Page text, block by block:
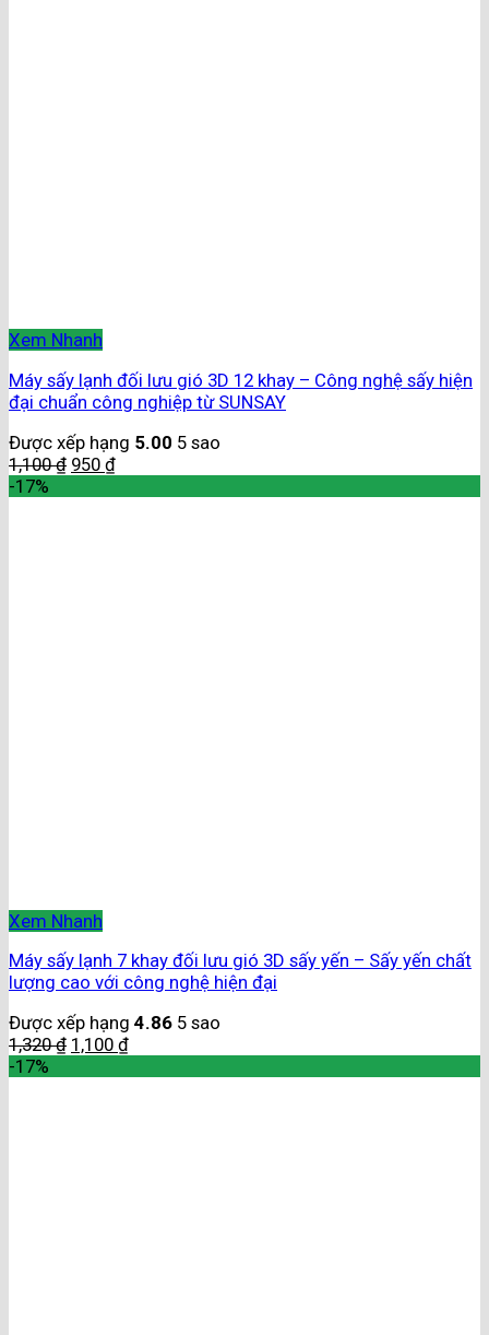
Xem Nhanh
Máy sấy lạnh đối lưu gió 3D 12 khay – Công nghệ sấy hiện
đại chuẩn công nghiệp từ SUNSAY
Được xếp hạng 5.00 5 sao
1,100₫ 950 ₫
-17%
Xem Nhanh
Máy sấy lạnh 7 khay đối lưu gió 3D sấy yến – Sấy yến chất
lượng cao với công nghệ hiện đại
Được xếp hạng 4.86 5 sao
1,320₫ 1,100 ₫
-17%